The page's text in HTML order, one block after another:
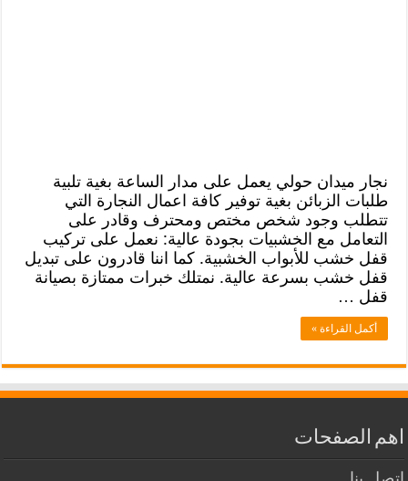
نجار ميدان حولي يعمل على مدار الساعة بغية تلبية
طلبات الزبائن بغية توفير كافة اعمال النجارة التي
تتطلب وجود شخص مختص ومحترف وقادر على
التعامل مع الخشبيات بجودة عالية: نعمل على تركيب
قفل خشب للأبواب الخشبية. كما اننا قادرون على تبديل
قفل خشب بسرعة عالية. نمتلك خبرات ممتازة بصيانة
قفل …
أكمل القراءة »
اهم الصفحات